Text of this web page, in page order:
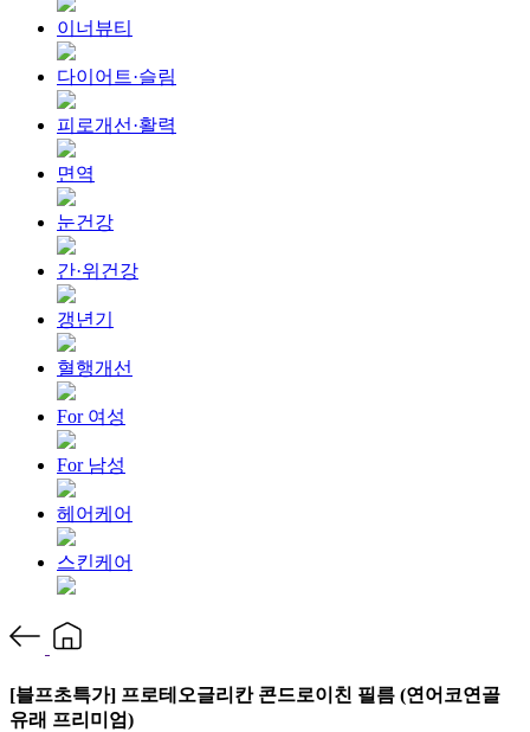
이너뷰티
다이어트·슬림
피로개선·활력
면역
눈건강
간·위건강
갱년기
혈행개선
For 여성
For 남성
헤어케어
스킨케어
[블프초특가] 프로테오글리칸 콘드로이친 필름 (연어코연골
유래 프리미엄)